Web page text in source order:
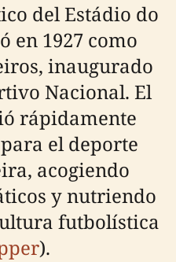
del Estádio do
en 1927 como
inaugurado
Nacional. El
rápidamente
el deporte
acogiendo
y nutriendo
futbolística
).